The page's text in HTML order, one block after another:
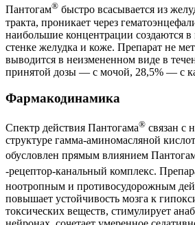
Пантогам® быстро всасывается из
тракта, проникает через
наибольшие концентрации создаются в
стенке желудка и коже. Препарат не
выводится в неизмененном виде в
принятой дозы — с мочой, 28,5% — с
Фармакодинамика
Спектр действия Пантогама® связан с
структуре гамма-аминомасляной
обусловлен прямым влиянием
‑рецептор-канальный комплекс.
ноотропным и противосудорожным
повышает устойчивость мозга к
токсических веществ, стимулирует